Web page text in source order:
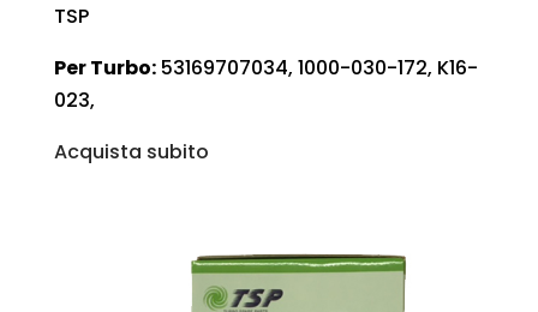
TSP
Per Turbo:53169707034, 1000-030-172, K16-
023,
Acquista subito